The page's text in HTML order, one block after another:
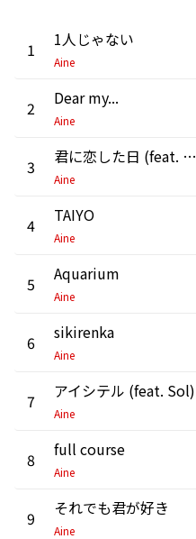
1 1人じゃない
Aine
2 Dear my...
Aine
3 君に恋した日 (feat. Sol)
Aine
4 TAIYO
Aine
5 Aquarium
Aine
6 sikirenka
Aine
7 アイシテル (feat. Sol)
Aine
8 full course
Aine
9 それでも君が好き
Aine